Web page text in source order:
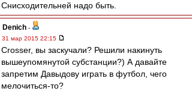
Снисходительней надо быть.
Denich -
31 мар 2015 22:15
Crosser, вы заскучали? Решили накинуть
вышеупомянутой субстанции?) А давайте
запретим Давыдову играть в футбол, чего
мелочиться-то?